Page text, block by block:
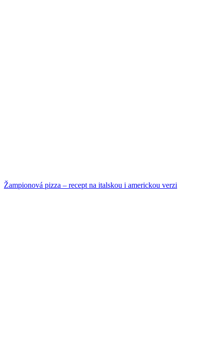
Žampionová pizza – recept na italskou i americkou verzi